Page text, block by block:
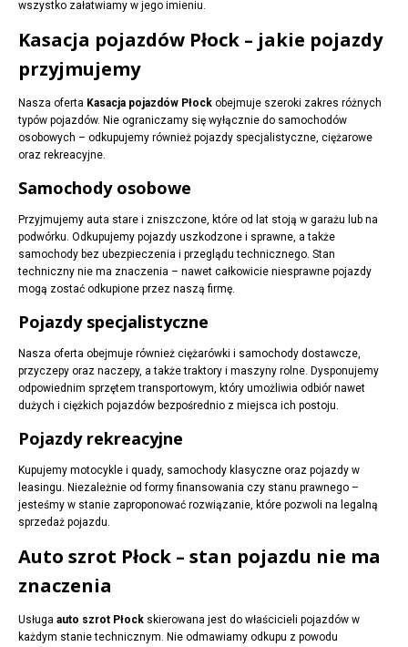
wszystko załatwiamy w jego imieniu.
Kasacja pojazdów Płock – jakie pojazdy
przyjmujemy
Nasza oferta Kasacja pojazdów Płock obejmuje szeroki zakres różnych
typów pojazdów. Nie ograniczamy się wyłącznie do samochodów
osobowych – odkupujemy również pojazdy specjalistyczne, ciężarowe
oraz rekreacyjne.
Samochody osobowe
Przyjmujemy auta stare i zniszczone, które od lat stoją w garażu lub na
podwórku. Odkupujemy pojazdy uszkodzone i sprawne, a także
samochody bez ubezpieczenia i przeglądu technicznego. Stan
techniczny nie ma znaczenia – nawet całkowicie niesprawne pojazdy
mogą zostać odkupione przez naszą firmę.
Pojazdy specjalistyczne
Nasza oferta obejmuje również ciężarówki i samochody dostawcze,
przyczepy oraz naczepy, a także traktory i maszyny rolne. Dysponujemy
odpowiednim sprzętem transportowym, który umożliwia odbiór nawet
dużych i ciężkich pojazdów bezpośrednio z miejsca ich postoju.
Pojazdy rekreacyjne
Kupujemy motocykle i quady, samochody klasyczne oraz pojazdy w
leasingu. Niezależnie od formy finansowania czy stanu prawnego –
jesteśmy w stanie zaproponować rozwiązanie, które pozwoli na legalną
sprzedaż pojazdu.
Auto szrot Płock – stan pojazdu nie ma
znaczenia
Usługa auto szrot Płock skierowana jest do właścicieli pojazdów w
każdym stanie technicznym. Nie odmawiamy odkupu z powodu